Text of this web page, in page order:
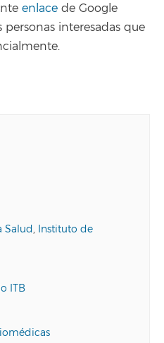
enlace de Google
personas interesadas que
Salud, Instituto de
ITB